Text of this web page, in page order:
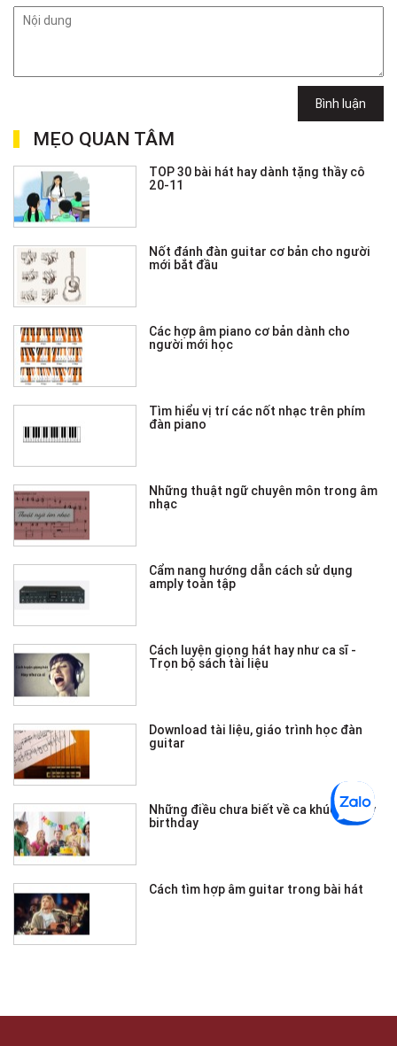
Bình luận
MẸO QUAN TÂM
TOP 30 bài hát hay dành tặng thầy cô
20-11
Nốt đánh đàn guitar cơ bản cho người
mới bắt đầu
Các hợp âm piano cơ bản dành cho
người mới học
Tìm hiểu vị trí các nốt nhạc trên phím
đàn piano
Những thuật ngữ chuyên môn trong âm
nhạc
Cẩm nang hướng dẫn cách sử dụng
amply toàn tập
Cách luyện giọng hát hay như ca sĩ -
Trọn bộ sách tài liệu
Download tài liệu, giáo trình học đàn
guitar
Những điều chưa biết về ca khúc Happy
birthday
Cách tìm hợp âm guitar trong bài hát